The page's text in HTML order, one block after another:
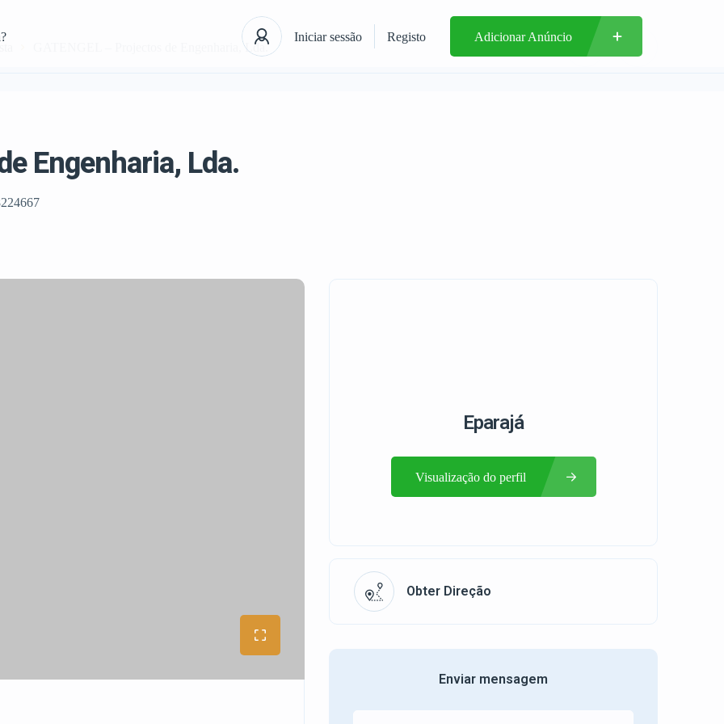
Iniciar sessão Registo Adicionar Anúncio
GATENGEL – Projectos de Engenharia, Lda.
Engenharia, Lda.
Eparajá
Visualização do perfil
Obter Direção
Enviar mensagem